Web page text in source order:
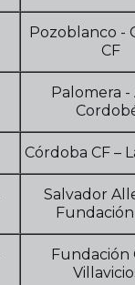
Pozoblanco -
CF
Palomera -
Córdoba CF –
Salvador
Fundación
Fundación